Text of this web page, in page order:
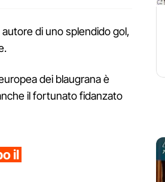
di uno splendido gol,
dei blaugrana è
il fortunato fidanzato
il